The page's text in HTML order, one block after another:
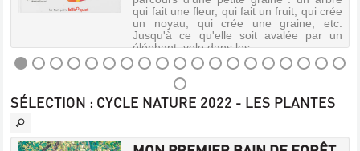
PEUPLE
LIVRES.
AU
!
[1]
Livre
qui fait une fleur, qui fait un fruit, qui crée
un noyau, qui crée une graine, etc.
Jusqu'à ce qu'elle soit avalée par un
éléphant, vole dans les ...
LA
GRANDE
HISTOIRE
SÉLECTION : CYCLE NATURE 2022 - LES PLANTES